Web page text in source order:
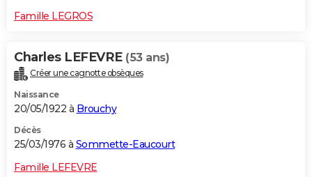
Famille LEGROS
Charles LEFEVRE (53 ans)
Créer une cagnotte obsèques
Naissance
20/05/1922 à Brouchy
Décès
25/03/1976 à Sommette-Eaucourt
Famille LEFEVRE